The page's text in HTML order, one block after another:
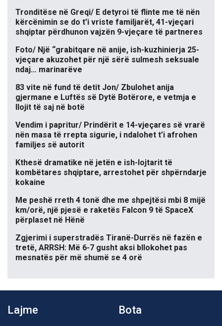
Tronditëse në Greqi/ E detyroi të flinte me të nën
kërcënimin se do t’i vriste familjarët, 41-vjeçari
shqiptar përdhunon vajzën 9-vjeçare të partneres
Foto/ Një “grabitqare në anije, ish-kuzhinierja 25-
vjeçare akuzohet për një sërë sulmesh seksuale
ndaj… marinarëve
83 vite në fund të detit Jon/ Zbulohet anija
gjermane e Luftës së Dytë Botërore, e vetmja e
llojit të saj në botë
Vendim i papritur/ Prindërit e 14-vjeçares së vrarë
nën masa të rrepta sigurie, i ndalohet t’i afrohen
familjes së autorit
Kthesë dramatike në jetën e ish-lojtarit të
kombëtares shqiptare, arrestohet për shpërndarje
kokaine
Me peshë rreth 4 tonë dhe me shpejtësi mbi 8 mijë
km/orë, një pjesë e raketës Falcon 9 të SpaceX
përplaset në Hënë
Zgjerimi i superstradës Tiranë-Durrës në fazën e
tretë, ARRSH: Më 6-7 gusht aksi bllokohet pas
mesnatës për më shumë se 4 orë
Lajme Bota